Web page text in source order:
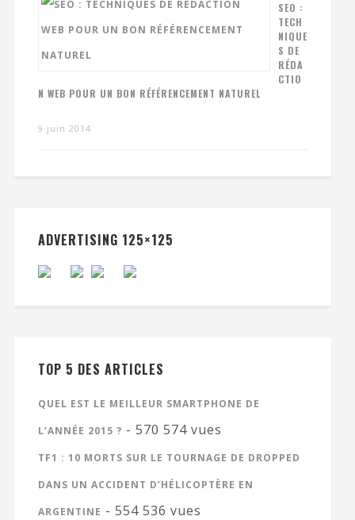
SEO :
TECH
NIQUE
S DE
RÉDA
CTIO
N WEB POUR UN BON RÉFÉRENCEMENT NATUREL
9 juin 2014
ADVERTISING 125×125
TOP 5 DES ARTICLES
QUEL EST LE MEILLEUR SMARTPHONE DE
L’ANNÉE 2015 ? - 570 574 vues
TF1 : 10 MORTS SUR LE TOURNAGE DE DROPPED
DANS UN ACCIDENT D’HÉLICOPTÈRE EN
ARGENTINE - 554 536 vues